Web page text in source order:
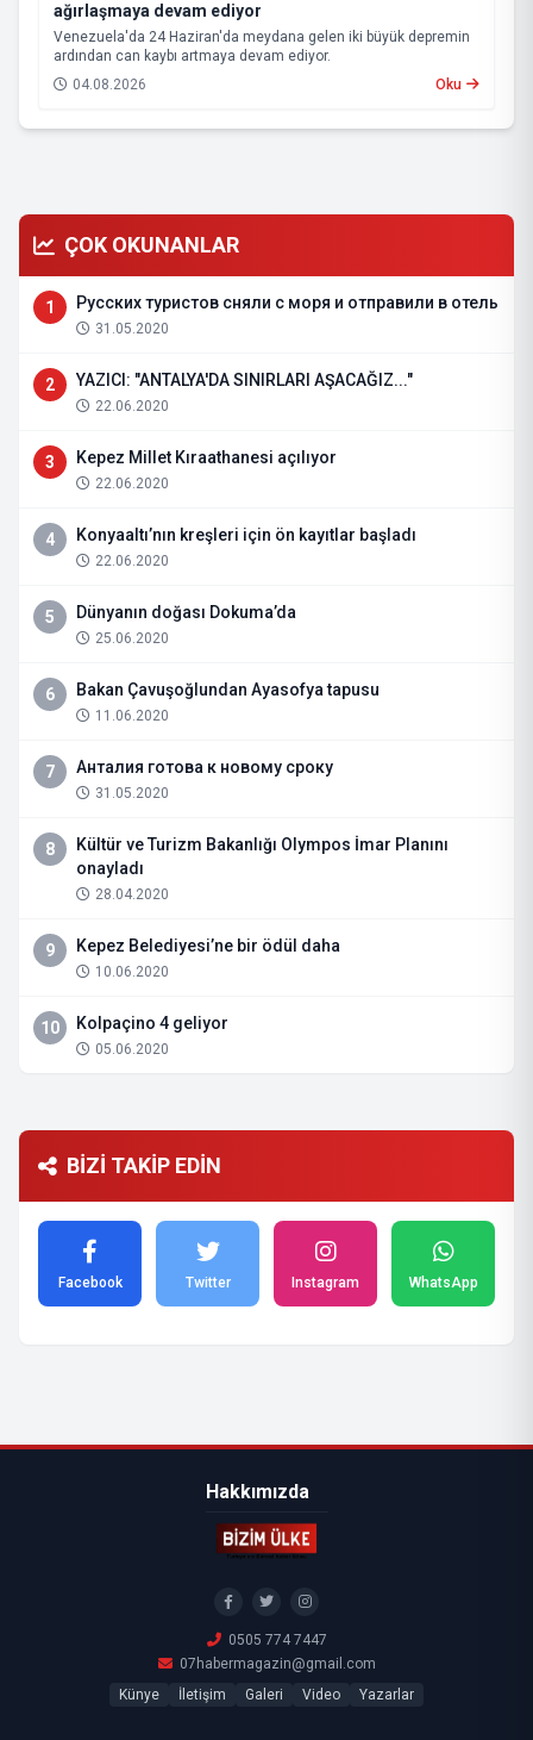
ağırlaşmaya devam ediyor
Venezuela'da 24 Haziran'da meydana gelen iki büyük depremin
ardından can kaybı artmaya devam ediyor.
04.08.2026
Oku
ÇOK OKUNANLAR
1 Русских туристов сняли с моря и отправили в отель
31.05.2020
2 YAZICI: "ANTALYA'DA SINIRLARI AŞACAĞIZ..."
22.06.2020
3 Kepez Millet Kıraathanesi açılıyor
22.06.2020
4 Konyaaltı’nın kreşleri için ön kayıtlar başladı
22.06.2020
5 Dünyanın doğası Dokuma’da
25.06.2020
6 Bakan Çavuşoğlundan Ayasofya tapusu
11.06.2020
7 Анталия готова к новому сроку
31.05.2020
8
Kültür ve Turizm Bakanlığı Olympos İmar Planını
onayladı
28.04.2020
9 Kepez Belediyesi’ne bir ödül daha
10.06.2020
10 Kolpaçino 4 geliyor
05.06.2020
BİZİ TAKİP EDİN
Facebook Twitter Instagram WhatsApp
Hakkımızda
0505 774 7447
07habermagazin@gmail.com
Künye
İletişim Galeri Video Yazarlar